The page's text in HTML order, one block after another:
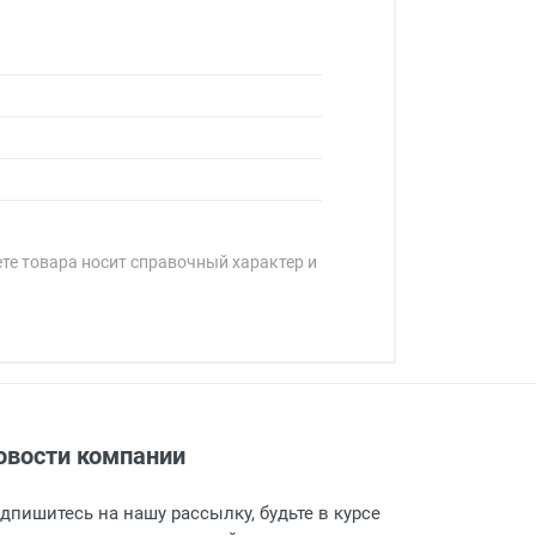
товара носит справочный характер и
г. Москва, Переведеновский
о поступлении товара.
компании
на нашу рассылку, будьте в курсе